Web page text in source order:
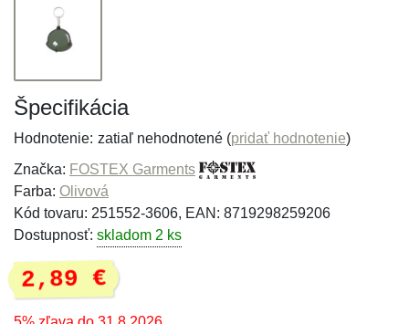
Špecifikácia
Hodnotenie: zatiaľ nehodnotené (pridať hodnotenie)
Značka: FOSTEX Garments
Farba: Olivová
Kód tovaru: 251552-3606, EAN: 8719298259206
Dostupnosť: skladom 2 ks
2,89 €